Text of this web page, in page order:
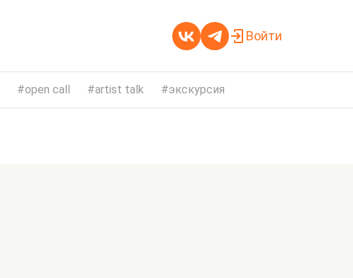
Войти
open call artist talk экскурсия